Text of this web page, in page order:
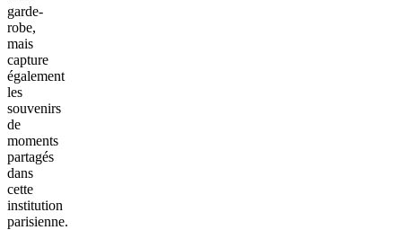
garde-
robe,
mais
capture
également
les
souvenirs
de
moments
partagés
dans
cette
institution
parisienne.